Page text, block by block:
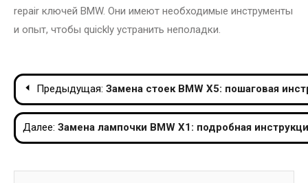
repair ключей BMW. Они имеют необходимые инструменты
и опыт, чтобы quickly устранить неполадки.
Навигация
по
записям
Предыдущая: Замена стоек BMW X5: пошаговая
Далее: Замена лампочки BMW X1: подробная